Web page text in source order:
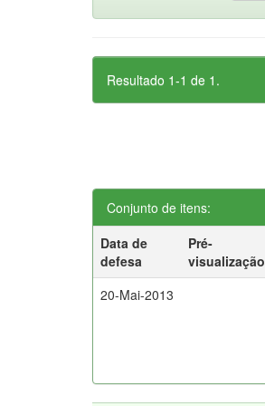
Resultado 1-1 de 1.
Conjunto de itens:
Data de
defesa
Pré-
visualização
20-Mai-2013